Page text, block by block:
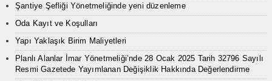
Şantiye Şefliği Yönetmeliğinde yeni düzenleme
Oda Kayıt ve Koşulları
Yapı Yaklaşık Birim Maliyetleri
Planlı Alanlar İmar Yönetmeliği’nde 28 Ocak 2025 Tarih 32796 Sayılı
Resmi Gazetede Yayımlanan Değişiklik Hakkında Değerlendirme